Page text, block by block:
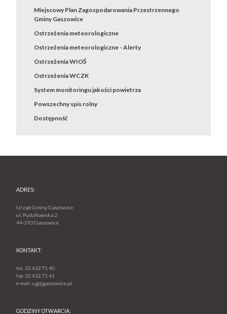
Miejscowy Plan Zagospodarowania Przestrzennego
Gminy Gaszowice
Ostrzeżenia meteorologiczne
Ostrzeżenia meteorologiczne - Alerty
Ostrzeżenia WIOŚ
Ostrzeżenia WCZK
System monitoringu jakości powietrza
Powszechny spis rolny
Dostępność
ADRES:
Urząd Gminy Gaszowice
ul. Rydułtowska 2
44-293 Gaszowice
KONTAKT:
tel. 32 432 71 40
fax 32 432 71 41
e-mail:ug@gaszowice.pl
GODZINY OTWARCIA: